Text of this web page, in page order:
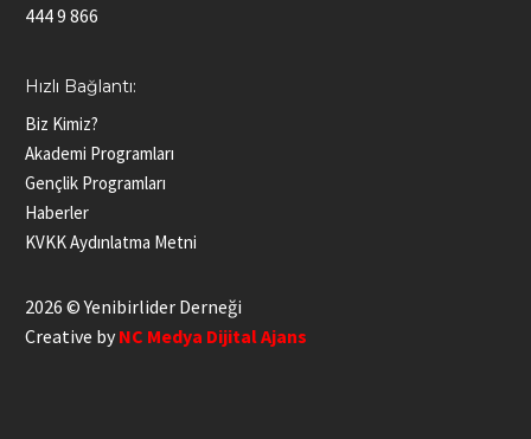
444 9 866
Hızlı Bağlantı:
Biz Kimiz?
Akademi Programları
Gençlik Programları
Haberler
KVKK Aydınlatma Metni
2026 © Yenibirlider Derneği
Creative by NC Medya Dijital Ajans